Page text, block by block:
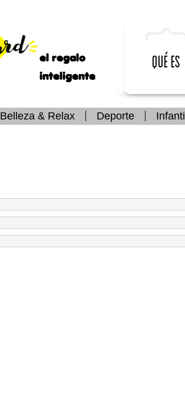
el regalo
inteligente
Qué es
Belleza & Relax Deporte